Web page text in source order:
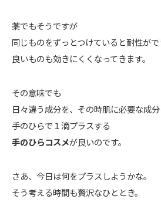
薬でもそうですが
同じものをずっとつけていると耐性が
良いものも効きにくくなってきます。
その意味でも
日々違う成分を、その時肌に必要な成
手のひらで１滴プラスする
手のひらコスメが良いのです。
さあ、今日は何をプラスしようかな。
そう考える時間も贅沢なひととき。